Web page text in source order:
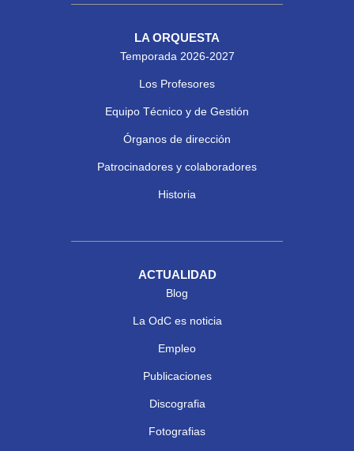
LA ORQUESTA
Temporada 2026-2027
Los Profesores
Equipo Técnico y de Gestión
Órganos de dirección
Patrocinadores y colaboradores
Historia
ACTUALIDAD
Blog
La OdC es noticia
Empleo
Publicaciones
Discografia
Fotografias